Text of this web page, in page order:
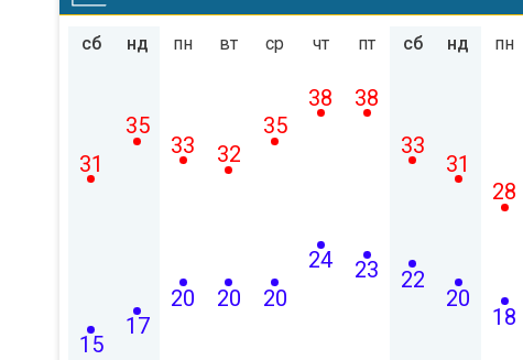
сб
15
31
нд
17
35
пн
20
33
вт
20
32
ср
20
35
чт
24
38
пт
23
38
сб
22
33
нд
20
31
пн
18
28